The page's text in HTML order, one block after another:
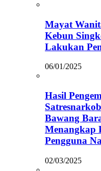
Mayat
Kebun
Lakukan
06/01/2025
Hasil
Bawang
Menangkap
Pengguna
02/03/2025